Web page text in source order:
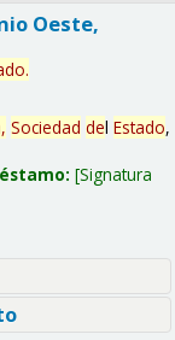
Oeste,
.
Sociedad del Estado,
Signatura